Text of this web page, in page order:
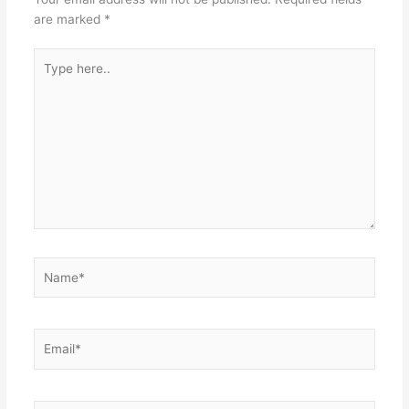
are marked *
here..